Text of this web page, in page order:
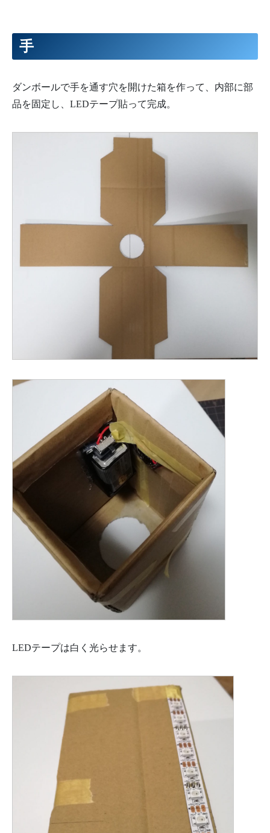
39
40
41
44
46
49
}
for (int i= 0; i<strip1.numPixels(); i++){
strip1 . setPixelColor (i , strip1 .Color ( 255 * lum [ i]
strip2.setPixelColor(i, strip1
strip2.show();
手
ダンボールで手を通す穴を開けた箱を作って、内部に部
品を固定し、LEDテープ貼って完成。
LEDテープは白く光らせます。